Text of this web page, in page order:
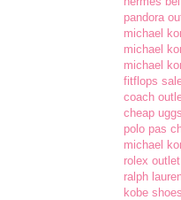
pandora
michael
michael
michael
fitflops
coach
cheap uggs
polo pas
michael
rolex outlet
ralph
kobe shoes